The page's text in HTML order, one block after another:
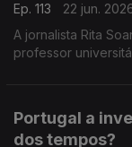
Ep. 113
22 jun.
A jornalista Rita
professor
Portugal a
dos tempos?